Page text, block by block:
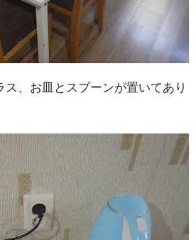
、お皿とスプーンが置いてあり